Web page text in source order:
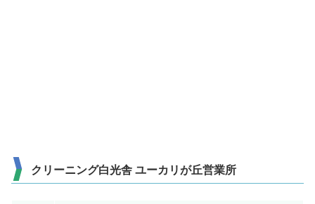
クリーニング白光舎 ユーカリが丘営業所